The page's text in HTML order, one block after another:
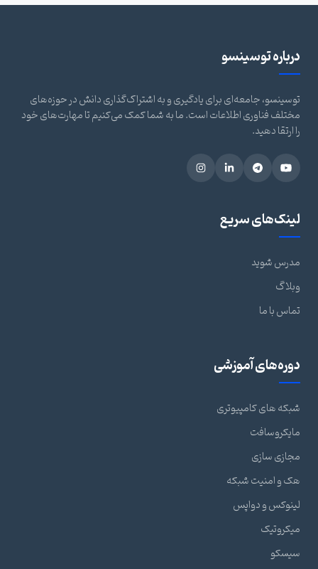
درباره توسینسو
توسینسو، جامعه‌ای برای یادگیری و به اشتراک‌گذاری دانش در حوزه‌های
مختلف فناوری اطلاعات است. ما به شما کمک می‌کنیم تا مهارت‌های خود
را ارتقا دهید.
لینک‌های سریع
مدرس شوید
وبلاگ
تماس با ما
دوره‌های آموزشی
شبکه های کامپیوتری
مایکروسافت
مجازی سازی
هک و امنیت شبکه
لینوکس و دواپس
میکروتیک
سیسکو